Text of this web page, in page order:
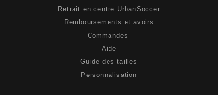
Retrait en centre UrbanSoccer
Remboursements et avoirs
Commandes
Aide
Guide des tailles
Personnalisation